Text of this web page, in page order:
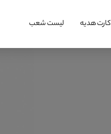
کارت هدیه لیست شعب